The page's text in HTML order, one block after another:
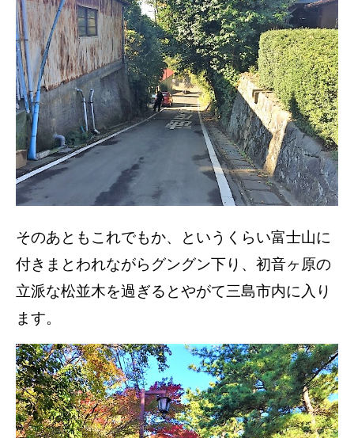
そのあともこれでもか、というくらい富士山に
付きまとわれながらグングン下り、初音ヶ原の
立派な松並木を過ぎるとやがて三島市内に入り
ます。